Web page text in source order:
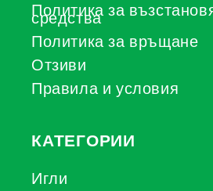
Политика за
средства
Политика за връщане
Отзиви
Правила и условия
КАТЕГОРИИ
Игли